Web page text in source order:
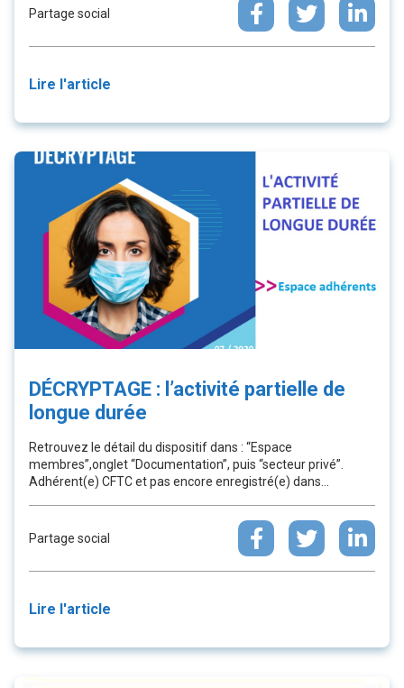
Partage social
Lire l'article
DÉCRYPTAGE : l’activité partielle de
longue durée
Retrouvez le détail du dispositif dans : “Espace
membres”,onglet “Documentation”, puis “secteur privé”.
Adhérent(e) CFTC et pas encore enregistré(e) dans...
Partage social
Lire l'article